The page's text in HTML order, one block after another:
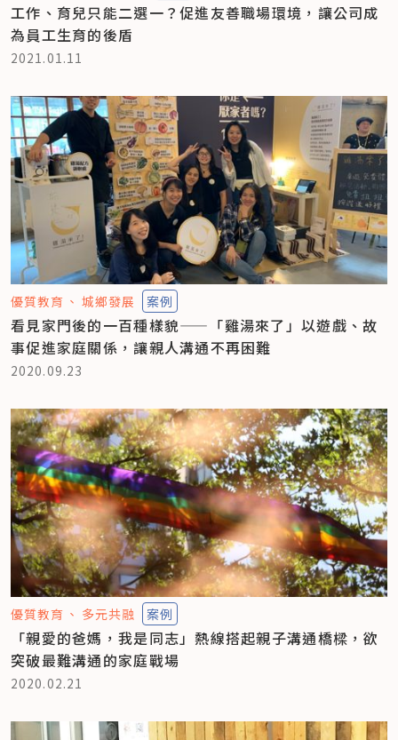
工作、育兒只能二選一？促進友善職場環境，讓公司成
為員工生育的後盾
2021.01.11
優質教育 城鄉發展 案例
看見家門後的一百種樣貌——「雞湯來了」以遊戲、故
事促進家庭關係，讓親人溝通不再困難
2020.09.23
優質教育 多元共融 案例
「親愛的爸媽，我是同志」熱線搭起親子溝通橋樑，欲
突破最難溝通的家庭戰場
2020.02.21